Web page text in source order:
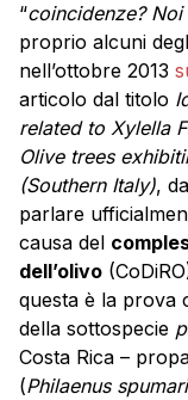
“coincidenze?
proprio alcuni
nell’ottobre 2013
articolo dal titolo
related to Xylella
Olive trees
(Southern Italy),
parlare
causa del
dell’olivo
questa è la prova
della sottospecie
Costa Rica –
(Philaenus